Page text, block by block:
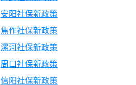
安阳社保新政策
焦作社保新政策
漯河社保新政策
周口社保新政策
信阳社保新政策